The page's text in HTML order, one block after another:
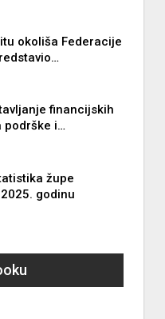
okoliša Federacije
financijskih
podrške i…
župe
godinu